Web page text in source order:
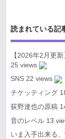
読まれている記
【2026年2月更
25 views
SNS 22 views
チケッティング
荻野達也の原稿
音のレベル 13
いま入手出来る